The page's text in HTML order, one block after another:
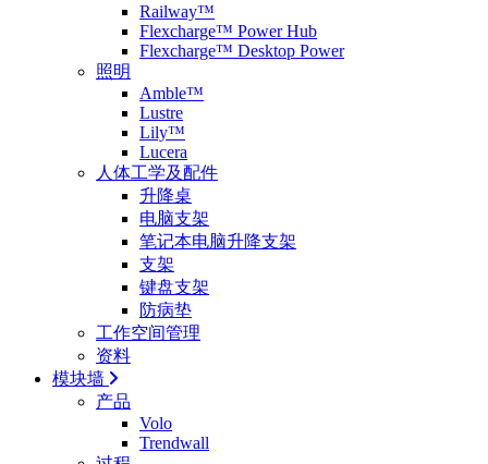
Railway™
Flexcharge™ Power Hub
Flexcharge™ Desktop Power
照明
Amble™
Lustre
Lily™
Lucera
人体工学及配件
升降桌
电脑支架
笔记本电脑升降支架
支架
键盘支架
防病垫
工作空间管理
资料
模块墙
产品
Volo
Trendwall